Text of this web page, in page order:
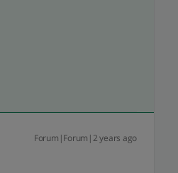
Forum|Forum|2 years ago